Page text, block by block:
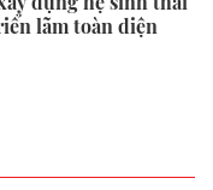
lãm toàn diện